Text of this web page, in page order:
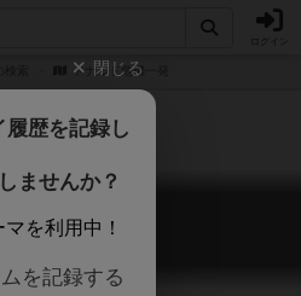
ドナルド危機一発
危機一発
Kiki Ippatsu
閉じる
歴を記録し
ませんか？
を利用中！
を記録する